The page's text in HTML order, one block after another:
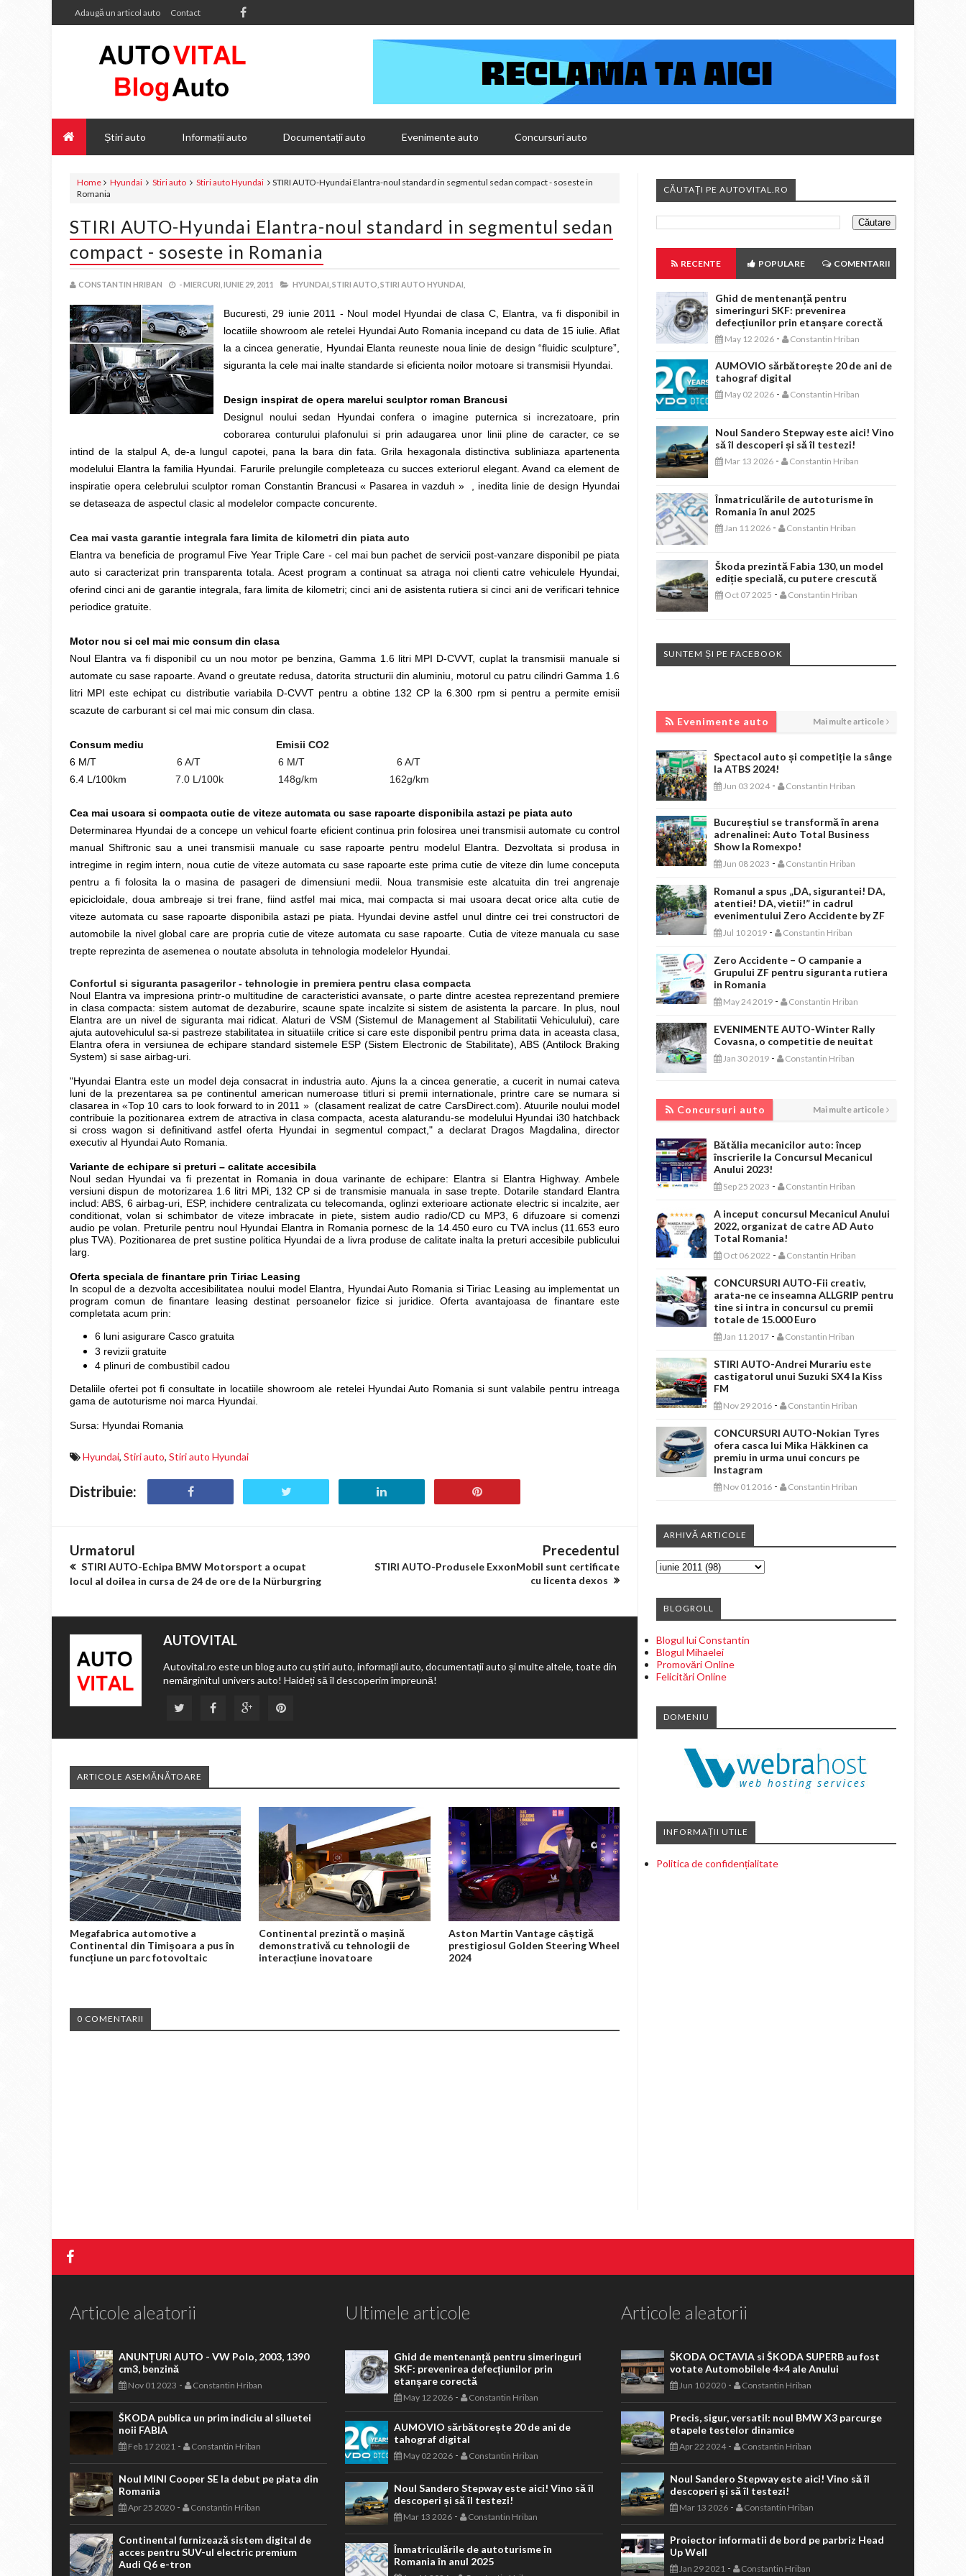
Adaugă un articol auto Contact
Știri auto Informații auto Documentații auto Evenimente auto Concursuri auto
Home Hyundai Stiri auto Stiri auto Hyundai
STIRI AUTO-Hyundai Elantra-noul standard in segmentul sedan compact - soseste in
Romania
STIRI AUTO-Hyundai Elantra-noul standard in segmentul sedan
compact - soseste in Romania
CONSTANTIN HRIBAN -MIERCURI, IUNIE 29, 2011 HYUNDAI, STIRI AUTO, STIRI AUTO HYUNDAI,
Bucuresti, 29 iunie 2011 - Noul model Hyundai de clasa C, Elantra, va fi disponibil in
locatiile showroom ale retelei Hyundai Auto Romania incepand cu data de 15 iulie. Aflat
la a cincea generatie, Hyundai Elanta reuneste noua linie de design “fluidic sculpture”,
siguranta la cele mai inalte standarde si eficienta noilor motoare si transmisii Hyundai.
Design inspirat de opera marelui sculptor roman Brancusi
Designul noului sedan Hyundai confera o imagine puternica si increzatoare, prin
coborarea conturului plafonului si prin adaugarea unor linii pline de caracter, ce se
intind de la stalpul A, de-a lungul capotei, pana la bara din fata. Grila hexagonala distinctiva subliniaza apartenenta
modelului Elantra la familia Hyundai. Farurile prelungile completeaza cu succes exteriorul elegant. Avand ca element de
inspiratie opera celebrului sculptor roman Constantin Brancusi « Pasarea in vazduh » , inedita linie de design Hyundai
se detaseaza de aspectul clasic al modelelor compacte concurente.
Cea mai vasta garantie integrala fara limita de kilometri din piata auto
Elantra va beneficia de programul Five Year Triple Care - cel mai bun pachet de servicii post-vanzare disponibil pe piata
auto si caracterizat prin transparenta totala. Acest program a continuat sa atraga noi clienti catre vehiculele Hyundai,
oferind cinci ani de garantie integrala, fara limita de kilometri; cinci ani de asistenta rutiera si cinci ani de verificari tehnice
periodice gratuite.
Motor nou si cel mai mic consum din clasa
Noul Elantra va fi disponibil cu un nou motor pe benzina, Gamma 1.6 litri MPI D-CVVT, cuplat la transmisii manuale si
automate cu sase rapoarte. Avand o greutate redusa, datorita structurii din aluminiu, motorul cu patru cilindri Gamma 1.6
litri MPI este echipat cu distributie variabila D-CVVT pentru a obtine 132 CP la 6.300 rpm si pentru a permite emisii
scazute de carburant si cel mai mic consum din clasa.
Consum mediu Emisii CO2
6 M/T 6 A/T 6 M/T 6 A/T
6.4 L/100km 7.0 L/100k 148g/km 162g/km
Cea mai usoara si compacta cutie de viteze automata cu sase rapoarte disponibila astazi pe piata auto
Determinarea Hyundai de a concepe un vehicul foarte eficient continua prin folosirea unei transmisii automate cu control
manual Shiftronic sau a unei transmisii manuale cu sase rapoarte pentru modelul Elantra. Dezvoltata si produsa in
intregime in regim intern, noua cutie de viteze automata cu sase rapoarte este prima cutie de viteze din lume conceputa
pentru a fi folosita la o masina de pasageri de dimensiuni medii. Noua transmisie este alcatuita din trei angrenaje
epicicloidale, doua ambreaje si trei frane, fiind astfel mai mica, mai compacta si mai usoara decat orice alta cutie de
viteze automata cu sase rapoarte disponibila astazi pe piata. Hyundai devine astfel unul dintre cei trei constructori de
automobile la nivel global care are propria cutie de viteze automata cu sase rapoarte. Cutia de viteze manuala cu sase
trepte reprezinta de asemenea o noutate absoluta in tehnologia modelelor Hyundai.
Confortul si siguranta pasagerilor - tehnologie in premiera pentru clasa compacta
Noul Elantra va impresiona printr-o multitudine de caracteristici avansate, o parte dintre acestea reprezentand premiere
in clasa compacta: sistem automat de dezaburire, scaune spate incalzite si sistem de asistenta la parcare. In plus, noul
Elantra are un nivel de siguranta mai ridicat. Alaturi de VSM (Sistemul de Management al Stabilitatii Vehiculului), care
ajuta autovehiculul sa-si pastreze stabilitatea in situatiile critice si care este disponibil pentru prima data in aceasta clasa,
Elantra ofera in versiunea de echipare standard sistemele ESP (Sistem Electronic de Stabilitate), ABS (Antilock Braking
System) si sase airbag-uri.
"Hyundai Elantra este un model deja consacrat in industria auto. Ajuns la a cincea generatie, a cucerit in numai cateva
luni de la prezentarea sa pe continentul american numeroase titluri si premii internationale, printre care se numara si
clasarea in «Top 10 cars to look forward to in 2011 » (clasament realizat de catre CarsDirect.com). Atuurile noului model
contribuie la pozitionarea extrem de atractiva in clasa compacta, acesta alaturandu-se modelului Hyundai i30 hatchback
si cross wagon si definitivand astfel oferta Hyundai in segmentul compact," a declarat Dragos Magdalina, director
executiv al Hyundai Auto Romania.
Variante de echipare si preturi – calitate accesibila
Noul sedan Hyundai va fi prezentat in Romania in doua varinante de echipare: Elantra si Elantra Highway. Ambele
versiuni dispun de motorizarea 1.6 litri MPi, 132 CP si de transmisie manuala in sase trepte. Dotarile standard Elantra
includ: ABS, 6 airbag-uri, ESP, inchidere centralizata cu telecomanda, oglinzi exterioare actionate electric si incalzite, aer
conditionat, volan si schimbator de viteze imbracate in piete, sistem audio radio/CD cu MP3, 6 difuzoare si comenzi
audio pe volan. Preturile pentru noul Hyundai Elantra in Romania pornesc de la 14.450 euro cu TVA inclus (11.653 euro
plus TVA). Pozitionarea de pret sustine politica Hyundai de a livra produse de calitate inalta la preturi accesibile publicului
larg.
Oferta speciala de finantare prin Tiriac Leasing
In scopul de a dezvolta accesibilitatea noului model Elantra, Hyundai Auto Romania si Tiriac Leasing au implementat un
program comun de finantare leasing destinat persoanelor fizice si juridice. Oferta avantajoasa de finantare este
completata acum prin:
6 luni asigurare Casco gratuita
3 revizii gratuite
4 plinuri de combustibil cadou
Detaliile ofertei pot fi consultate in locatiile showroom ale retelei Hyundai Auto Romania si sunt valabile pentru intreaga
gama de autoturisme noi marca Hyundai.
Sursa: Hyundai Romania
Hyundai, Stiri auto, Stiri auto Hyundai
Distribuie:
Urmatorul
STIRI AUTO-Echipa BMW Motorsport a ocupat
locul al doilea in cursa de 24 de ore de la Nürburgring
Precedentul
STIRI AUTO-Produsele ExxonMobil sunt certificate
cu licenta dexos
AUTOVITAL
Autovital.ro este un blog auto cu știri auto, informații auto, documentații auto și multe altele, toate din
nemărginitul univers auto! Haideți să îl descoperim împreună!
ARTICOLE ASEMĂNĂTOARE
Megafabrica automotive a
Continental din Timișoara a pus în
funcțiune un parc fotovoltaic
Continental prezintă o mașină
demonstrativă cu tehnologii de
interacțiune inovatoare
Aston Martin Vantage câștigă
prestigiosul Golden Steering Wheel
2024
0 COMENTARII
CĂUTAȚI PE AUTOVITAL.RO
RECENTE POPULARE COMENTARII
Ghid de mentenanță pentru
simeringuri SKF: prevenirea
defecțiunilor prin etanșare corectă
May 12 2026 - Constantin Hriban
AUMOVIO sărbătorește 20 de ani de
tahograf digital
May 02 2026 - Constantin Hriban
Noul Sandero Stepway este aici! Vino
să îl descoperi și să îl testezi!
Mar 13 2026 - Constantin Hriban
Înmatriculările de autoturisme în
Romania în anul 2025
Jan 11 2026 - Constantin Hriban
Škoda prezintă Fabia 130, un model
ediție specială, cu putere crescută
Oct 07 2025 - Constantin Hriban
SUNTEM ȘI PE FACEBOOK
Evenimente auto Mai multe articole
Spectacol auto și competiție la sânge
la ATBS 2024!
Jun 03 2024 - Constantin Hriban
Bucureștiul se transformă în arena
adrenalinei: Auto Total Business
Show la Romexpo!
Jun 08 2023 - Constantin Hriban
Romanul a spus „DA, sigurantei! DA,
atentiei! DA, vietii!” in cadrul
evenimentului Zero Accidente by ZF
Jul 10 2019 - Constantin Hriban
Zero Accidente – O campanie a
Grupului ZF pentru siguranta rutiera
in Romania
May 24 2019 - Constantin Hriban
EVENIMENTE AUTO-Winter Rally
Covasna, o competitie de neuitat
Jan 30 2019 - Constantin Hriban
Concursuri auto Mai multe articole
Bătălia mecanicilor auto: încep
înscrierile la Concursul Mecanicul
Anului 2023!
Sep 25 2023 - Constantin Hriban
A inceput concursul Mecanicul Anului
2022, organizat de catre AD Auto
Total Romania!
Oct 06 2022 - Constantin Hriban
CONCURSURI AUTO-Fii creativ,
arata-ne ce inseamna ALLGRIP pentru
tine si intra in concursul cu premii
totale de 15.000 Euro
Jan 11 2017 - Constantin Hriban
STIRI AUTO-Andrei Murariu este
castigatorul unui Suzuki SX4 la Kiss
FM
Nov 29 2016 - Constantin Hriban
CONCURSURI AUTO-Nokian Tyres
ofera casca lui Mika Häkkinen ca
premiu in urma unui concurs pe
Instagram
Nov 01 2016 - Constantin Hriban
ARHIVĂ ARTICOLE
BLOGROLL
Blogul lui Constantin
Blogul Mihaelei
Promovări Online
Felicitări Online
DOMENIU
INFORMAȚII UTILE
Politica de confidențialitate
Articole aleatorii
ANUNȚURI AUTO - VW Polo, 2003, 1390
cm3, benzină
Nov 01 2023 - Constantin Hriban
ŠKODA publica un prim indiciu al siluetei
noii FABIA
Feb 17 2021 - Constantin Hriban
Noul MINI Cooper SE la debut pe piata din
Romania
Apr 25 2020 - Constantin Hriban
Continental furnizează sistem digital de
acces pentru SUV-ul electric premium
Audi Q6 e-tron
Ultimele articole
Ghid de mentenanță pentru simeringuri
SKF: prevenirea defecțiunilor prin
etanșare corectă
May 12 2026 - Constantin Hriban
AUMOVIO sărbătorește 20 de ani de
tahograf digital
May 02 2026 - Constantin Hriban
Noul Sandero Stepway este aici! Vino să îl
descoperi și să îl testezi!
Mar 13 2026 - Constantin Hriban
Înmatriculările de autoturisme în
Romania în anul 2025
Articole aleatorii
ŠKODA OCTAVIA si ŠKODA SUPERB au fost
votate Automobilele 4×4 ale Anului
Jun 10 2020- Constantin Hriban
Precis, sigur, versatil: noul BMW X3 parcurge
etapele testelor dinamice
Apr 22 2024- Constantin Hriban
Noul Sandero Stepway este aici! Vino să îl
descoperi și să îl testezi!
Mar 13 2026- Constantin Hriban
Proiector informatii de bord pe parbriz Head
Up Well
Jan 29 2021 - Constantin Hriban